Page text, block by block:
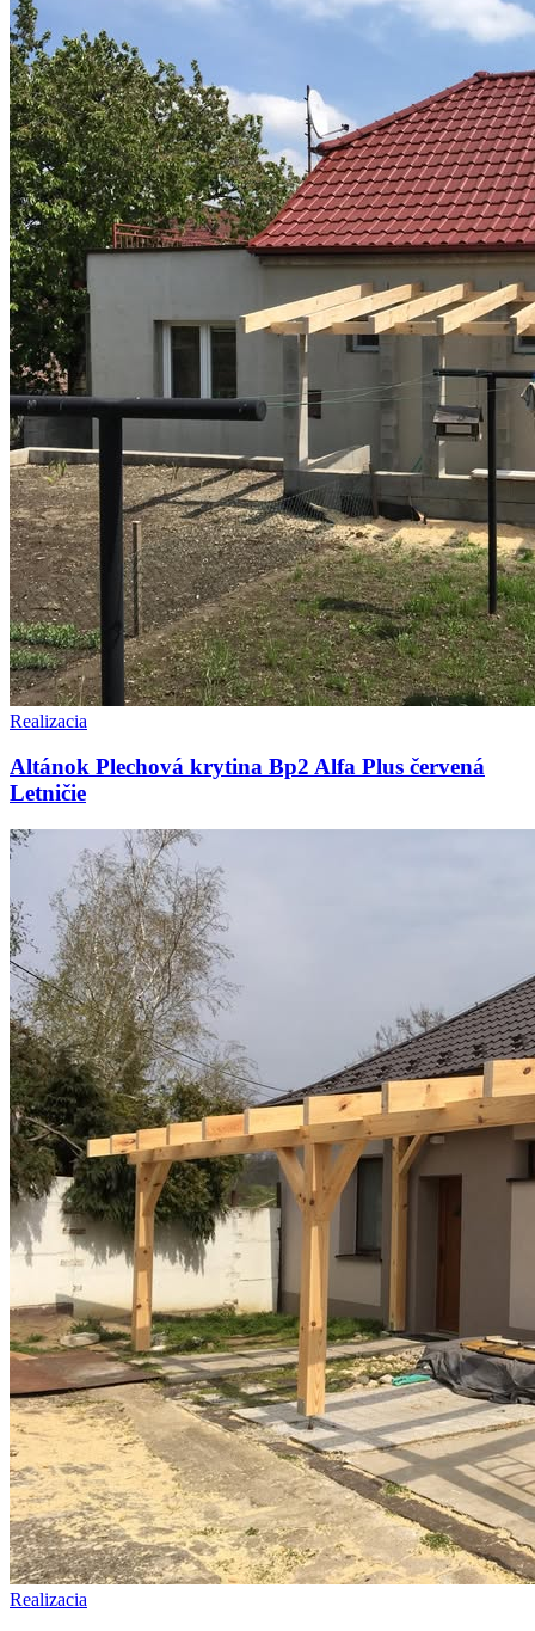
Realizacia
Altánok Plechová krytina Bp2 Alfa Plus červená
Letničie
Realizacia